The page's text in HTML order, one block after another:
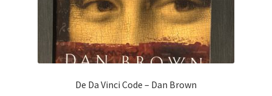
De Da Vinci Code – Dan Brown